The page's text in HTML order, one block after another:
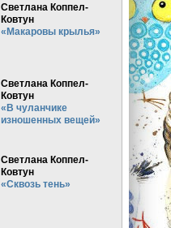
Светлана Коппел-
Ковтун
«Макаровы крылья»
Светлана Коппел-
Ковтун
«В чуланчике
изношенных вещей»
Светлана Коппел-
Ковтун
«Сквозь тень»